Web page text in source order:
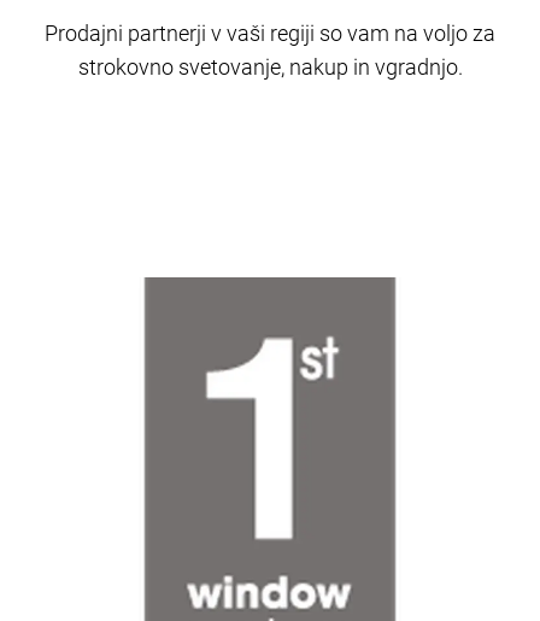
Prodajni partnerji v vaši regiji so vam na voljo za
strokovno svetovanje, nakup in vgradnjo.